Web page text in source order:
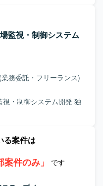
監視・制御システム
(業務委託・フリーランス)
・制御システム開発 独
る案件は
案件のみ」 です